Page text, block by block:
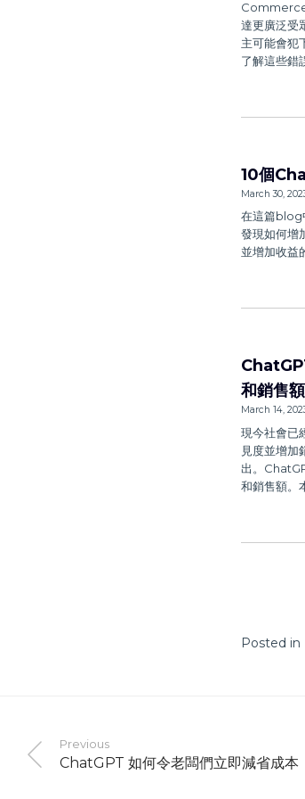
達更廣泛受
主可能會犯
了解這些錯
10個
March 30,
在這篇blog
發現如何增
並增加收益
和銷售額
March 14,
現今社會已
見度並增加
出。
和銷售額。
Posted in
Previous
ChatGPT 如何令老闆們立即減省成本